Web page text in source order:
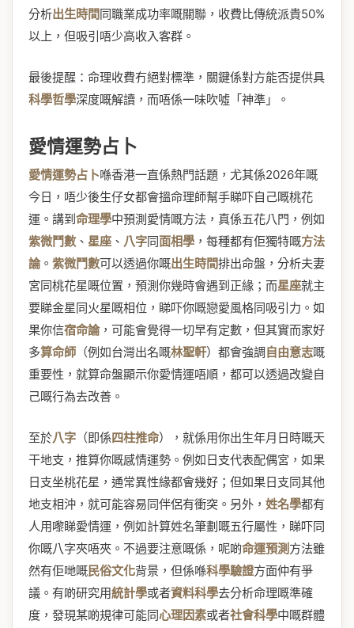
分析出生時間同職業成功率嘅關聯，收費比傳統派貴50%
以上，但吸引唔少高收入客群。
最後提醒：命理收費冇絕對標準，關鍵係對方能否提供具
科學哲學深度嘅解讀，而唔係一味吹噓「神準」。
愛情運勢占卜
愛情運勢占卜喺香港一直係熱門話題，尤其係2026年嘅
今日，唔少後生仔女都會搵命理師幫手睇吓自己嘅桃花
運。講到命理學中預測愛情嘅方法，真係五花八門，例如
紫微鬥數、 星座 、 八字同面相學 ，每種都有佢獨特嘅方法
論。 紫微鬥數可以透過你嘅出生時間排出命盤，分析夫妻
宮同桃花星嘅位置，預測你幾時會遇到正緣；而星座就主
要睇金星同火星嘅相位，睇吓你嘅戀愛風格同吸引力。如
果你信宿命論，可能會覺得一切早有定數，但其實而家好
多算命師 （例如台灣出名嘅林聖軒）都會強調自由意志嘅
重要性，就算命盤顯示你愛情運唔順，都可以透過改變自
己嘅行為去改善。
至於八字 （即係四柱推命），就係用你出生年月日時嘅天
干地支，推算你嘅感情運勢。例如日支代表配偶宮，如果
日支坐桃花星，通常異性緣都會幾好；但如果日支同其他
地支相沖，就可能容易同伴侶有衝突。另外， 姓名學都有
人用嚟睇愛情運，例如計算姓名筆劃嘅五行屬性，睇吓同
你嘅八字夾唔夾。不過要注意嘅係，呢啲命運預測 方法雖
然有佢哋嘅民俗文化背景，但係喺科學驗證方面仲有爭
議。有啲研究用統計學或者資料科學去分析命理嘅準確
度，發現某啲規律可能同心理因素或者社會科學中嘅群體